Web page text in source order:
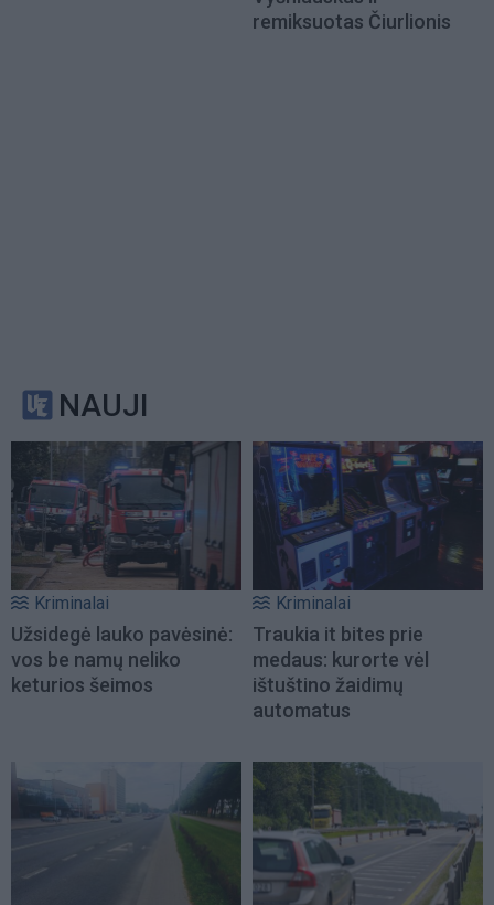
remiksuotas Čiurlionis
NAUJI
Kriminalai
Užsidegė lauko pavėsinė:
vos be namų neliko
keturios šeimos
Kriminalai
Traukia it bites prie
medaus: kurorte vėl
ištuštino žaidimų
automatus